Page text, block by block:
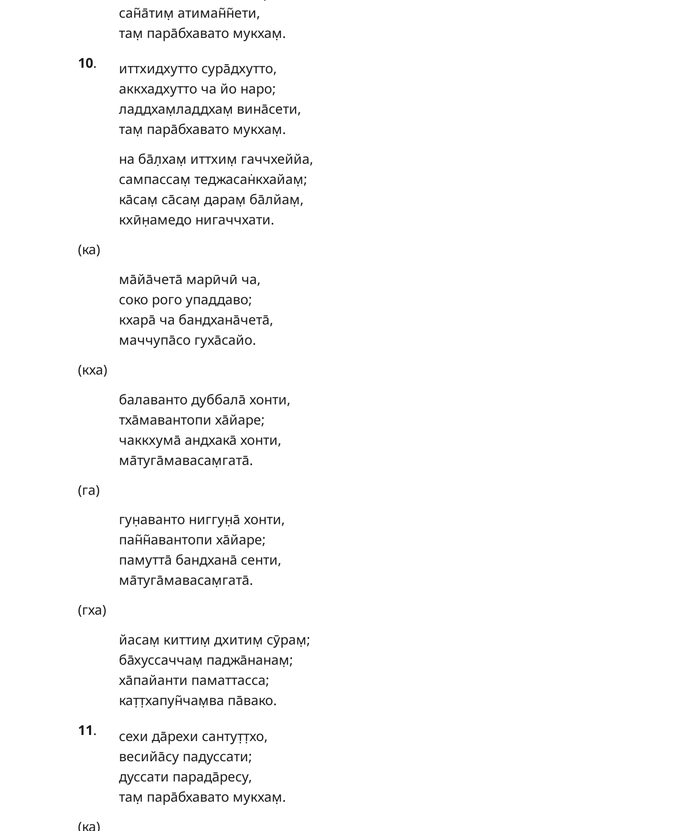
сан̃а̄тим̣ атиман̃н̃ети,
там̣ пара̄бхавато мукхам̣.
10. иттхидхутто сура̄дхутто,
аккхадхутто ча йо наро;
ладдхам̣ладдхам̣ вина̄сети,
там̣ пара̄бхавато мукхам̣.
на ба̄л̣хам̣ иттхим̣ гаччхеййа,
сампассам̣ теджасан̇кхайам̣;
ка̄сам̣ са̄сам̣ дарам̣ ба̄лйам̣,
кхӣн̣амедо нигаччхати.
(ка)
ма̄йа̄чета̄ марӣчӣ ча,
соко рого упаддаво;
кхара̄ ча бандхана̄чета̄,
маччупа̄со гуха̄сайо.
(кха)
балаванто дуббала̄ хонти,
тха̄мавантопи ха̄йаре;
чаккхума̄ андхака̄ хонти,
ма̄туга̄мавасам̣гата̄.
(га)
гун̣аванто ниггун̣а̄ хонти,
пан̃н̃авантопи ха̄йаре;
памутта̄ бандхана̄ сенти,
ма̄туга̄мавасам̣гата̄.
(гха)
йасам̣ киттим̣ дхитим̣ сӯрам̣;
ба̄хуссаччам̣ паджа̄нанам̣;
ха̄пайанти паматтасса;
кат̣т̣хапун̃чам̣ва па̄вако.
11. сехи да̄рехи сантут̣т̣хо,
весийа̄су падуссати;
дуссати парада̄ресу,
там̣ пара̄бхавато мукхам̣.
(ка)